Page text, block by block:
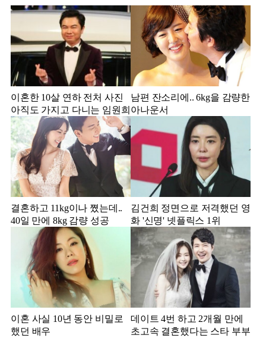
이혼한 10살 연하 전처 사진
아직도 가지고 다니는 임원희
남편 잔소리에.. 6kg을 감량한
아나운서
결혼하고 11kg이나 쪘는데..
40일 만에 8kg 감량 성공
김건희 정면으로 저격했던 영
화 '신명' 넷플릭스 1위
이혼 사실 10년 동안 비밀로
했던 배우
데이트 4번 하고 2개월 만에
초고속 결혼했다는 스타 부부